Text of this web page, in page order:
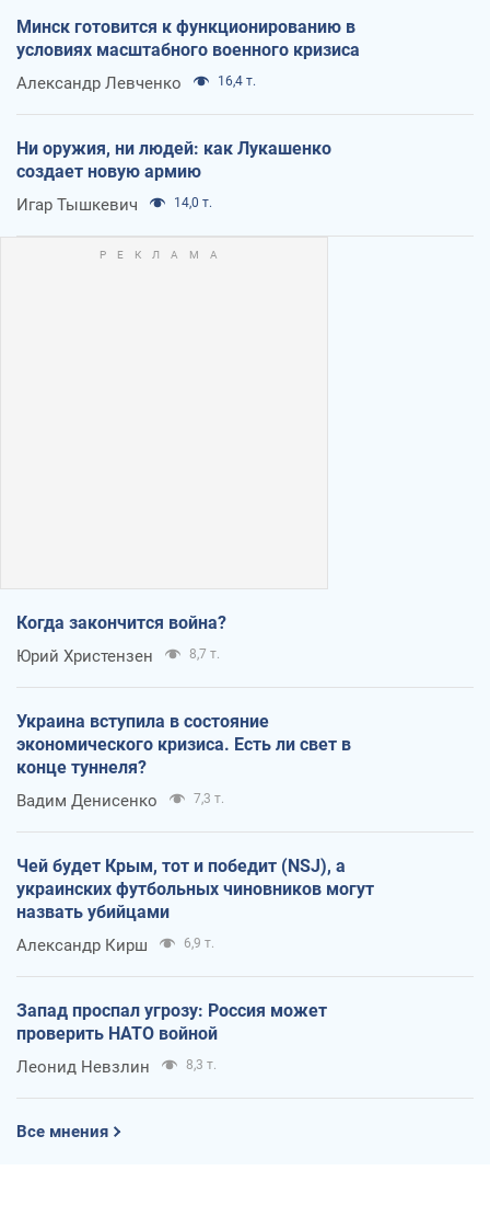
Минск готовится к функционированию в
условиях масштабного военного кризиса
Александр Левченко 16,4 т.
Ни оружия, ни людей: как Лукашенко
создает новую армию
Игар Тышкевич 14,0 т.
Когда закончится война?
Юрий Христензен 8,7 т.
Украина вступила в состояние
экономического кризиса. Есть ли свет в
конце туннеля?
Вадим Денисенко 7,3 т.
Чей будет Крым, тот и победит (NSJ), а
украинских футбольных чиновников могут
назвать убийцами
Александр Кирш 6,9 т.
Запад проспал угрозу: Россия может
проверить НАТО войной
Леонид Невзлин 8,3 т.
Все мнения